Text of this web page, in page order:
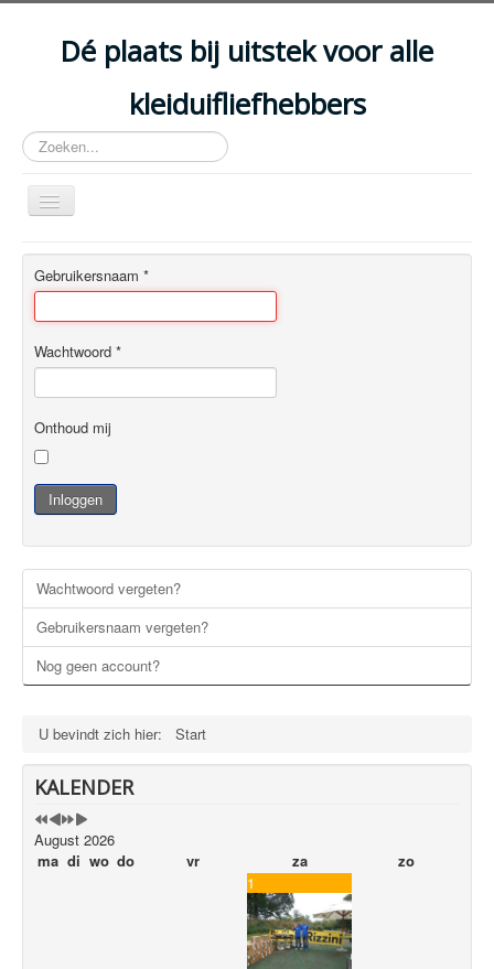
Dé plaats bij uitstek voor alle
kleiduifliefhebbers
Zoeken...
Schakelen
navigatie
HOME
ARTIKELS
EVENEMENTEN
ACCOMMODATIES
CLUBS
DISCIPLINES
WETGEVING
VERENIGINGEN
CONTACT
PRIVACYBELEID
SITEMAP
Gebruikersnaam *
Wachtwoord *
Onthoud mij
Inloggen
Wachtwoord vergeten?
Gebruikersnaam vergeten?
Nog geen account?
U bevindt zich hier: Start
KALENDER
August 2026
ma di wo do vr za
zo
1